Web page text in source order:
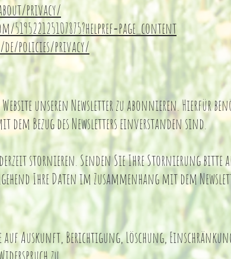
privacy/
policies/privacy/
unseren Newsletter zu abonnieren. Hierfür
dem Bezug des Newsletters einverstanden sind.
stornieren. Senden Sie Ihre Stornierung bitte
Ihre Daten im Zusammenhang mit dem
auf Auskunft, Berichtigung, Löschung,